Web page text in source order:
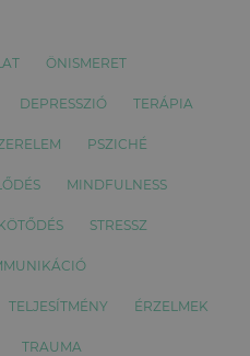
ÖNISMERET
DEPRESSZIÓ TERÁPIA
PSZICHÉ
MINDFULNESS
STRESSZ
TELJESÍTMÉNY ÉRZELMEK
TRAUMA